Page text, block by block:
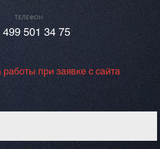
ТЕЛЕФОН
499 501 34 75
работы при заявке с сайта